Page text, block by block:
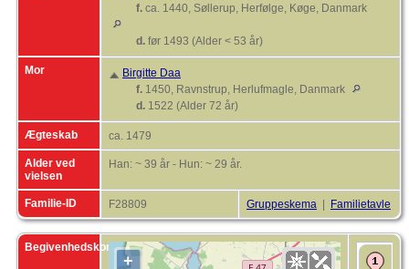
f. ca. 1440, Søllerup, Herfølge, Køge, Danmark
d. før 1493 (Alder < 53 år)
Mor
Birgitte Daa
f. 1450, Ravnstrup, Herlufmagle, Danmark
d. 1522 (Alder 72 år)
Ægteskab ca. 1479
Alder ved
vielsen
Han: ~ 39 år - Hun: ~ 29 år.
Familie-ID F28809 Gruppeskema Familietavle
Begivenhedskort
+